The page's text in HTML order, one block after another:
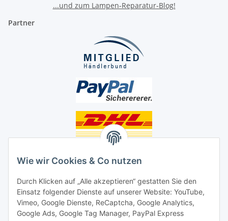
Wie wir Cookies & Co nutzen
Durch Klicken auf „Alle akzeptieren“ gestatten Sie den
Einsatz folgender Dienste auf unserer Website: YouTube,
Vimeo, Google Dienste, ReCaptcha, Google Analytics,
Google Ads, Google Tag Manager, PayPal Express
...und zum Lampen-Reparatur-Blog!
Partner
Social Media
Unsere Dienstleistungen